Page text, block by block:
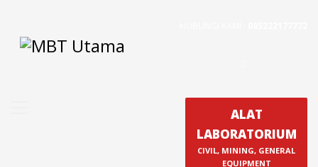
Contact Us
PT. MBT UTAMA
ALAT
LABORATORIUM
CIVIL, MINING, GENERAL
EQUIPMENT